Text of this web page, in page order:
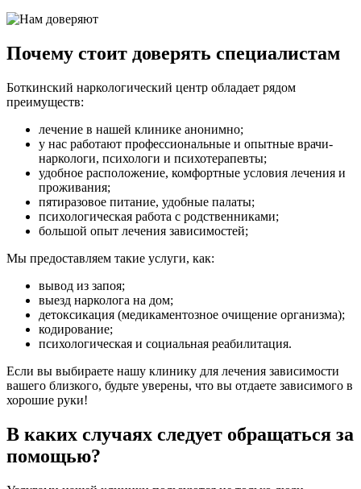
Почему стоит доверять специалистам
Боткинский наркологический центр обладает рядом
преимуществ:
лечение в нашей клинике анонимно;
у нас работают профессиональные и опытные врачи-
наркологи, психологи и психотерапевты;
удобное расположение, комфортные условия лечения и
проживания;
пятиразовое питание, удобные палаты;
психологическая работа с родственниками;
большой опыт лечения зависимостей;
Мы предоставляем такие услуги, как:
вывод из запоя;
выезд нарколога на дом;
детоксикация (медикаментозное очищение организма);
кодирование;
психологическая и социальная реабилитация.
Если вы выбираете нашу клинику для лечения зависимости
вашего близкого, будьте уверены, что вы отдаете зависимого в
хорошие руки!
В каких случаях следует обращаться за
помощью?